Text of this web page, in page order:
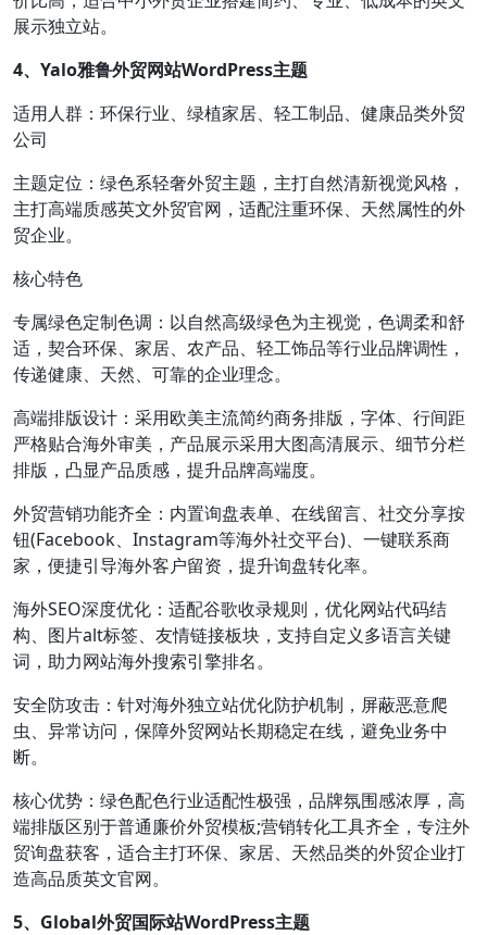
展示独立站。
4、Yalo雅鲁外贸网站WordPress主题
适用人群：环保行业、绿植家居、轻工制品、健康品类外贸
公司
主题定位：绿色系轻奢外贸主题，主打自然清新视觉风格，
主打高端质感英文外贸官网，适配注重环保、天然属性的外
贸企业。
核心特色
专属绿色定制色调：以自然高级绿色为主视觉，色调柔和舒
适，契合环保、家居、农产品、轻工饰品等行业品牌调性，
传递健康、天然、可靠的企业理念。
高端排版设计：采用欧美主流简约商务排版，字体、行间距
严格贴合海外审美，产品展示采用大图高清展示、细节分栏
排版，凸显产品质感，提升品牌高端度。
外贸营销功能齐全：内置询盘表单、在线留言、社交分享按
钮(Facebook、Instagram等海外社交平台)、一键联系商
家，便捷引导海外客户留资，提升询盘转化率。
海外SEO深度优化：适配谷歌收录规则，优化网站代码结
构、图片alt标签、友情链接板块，支持自定义多语言关键
词，助力网站海外搜索引擎排名。
安全防攻击：针对海外独立站优化防护机制，屏蔽恶意爬
虫、异常访问，保障外贸网站长期稳定在线，避免业务中
断。
核心优势：绿色配色行业适配性极强，品牌氛围感浓厚，高
端排版区别于普通廉价外贸模板;营销转化工具齐全，专注外
贸询盘获客，适合主打环保、家居、天然品类的外贸企业打
造高品质英文官网。
5、Global外贸国际站WordPress主题